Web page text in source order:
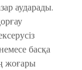
аударады.
басқа
жоғары